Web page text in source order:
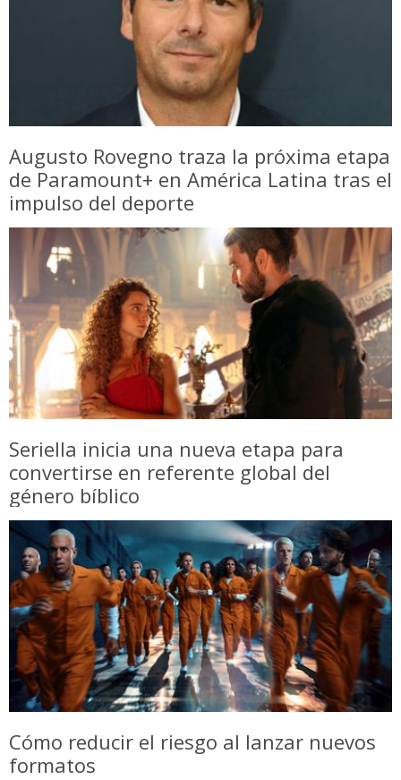
Augusto Rovegno traza la próxima etapa
de Paramount+ en América Latina tras el
impulso del deporte
Seriella inicia una nueva etapa para
convertirse en referente global del
género bíblico
Cómo reducir el riesgo al lanzar nuevos
formatos